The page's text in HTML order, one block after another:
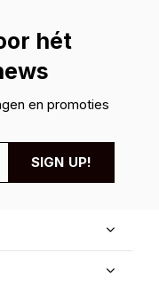
hét
en promoties
SIGN UP!